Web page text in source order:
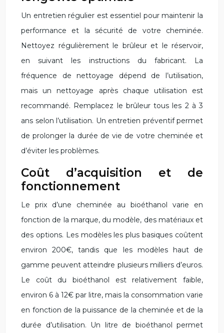
Un entretien régulier est essentiel pour maintenir la
performance et la sécurité de votre cheminée.
Nettoyez régulièrement le brûleur et le réservoir,
en suivant les instructions du fabricant. La
fréquence de nettoyage dépend de l’utilisation,
mais un nettoyage après chaque utilisation est
recommandé. Remplacez le brûleur tous les 2 à 3
ans selon l’utilisation. Un entretien préventif permet
de prolonger la durée de vie de votre cheminée et
d’éviter les problèmes.
Coût d’acquisition et de
fonctionnement
Le prix d’une cheminée au bioéthanol varie en
fonction de la marque, du modèle, des matériaux et
des options. Les modèles les plus basiques coûtent
environ 200€, tandis que les modèles haut de
gamme peuvent atteindre plusieurs milliers d’euros.
Le coût du bioéthanol est relativement faible,
environ 6 à 12€ par litre, mais la consommation varie
en fonction de la puissance de la cheminée et de la
durée d’utilisation. Un litre de bioéthanol permet